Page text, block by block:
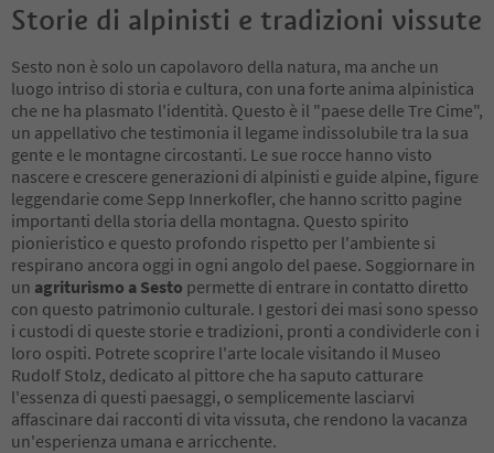
Storie di alpinisti e tradizioni vissute
Sesto non è solo un capolavoro della natura, ma anche un
luogo intriso di storia e cultura, con una forte anima alpinistica
che ne ha plasmato l'identità. Questo è il "paese delle Tre Cime",
un appellativo che testimonia il legame indissolubile tra la sua
gente e le montagne circostanti. Le sue rocce hanno visto
nascere e crescere generazioni di alpinisti e guide alpine, figure
leggendarie come Sepp Innerkofler, che hanno scritto pagine
importanti della storia della montagna. Questo spirito
pionieristico e questo profondo rispetto per l'ambiente si
respirano ancora oggi in ogni angolo del paese. Soggiornare in
un agriturismo a Sesto permette di entrare in contatto diretto
con questo patrimonio culturale. I gestori dei masi sono spesso
i custodi di queste storie e tradizioni, pronti a condividerle con i
loro ospiti. Potrete scoprire l'arte locale visitando il Museo
Rudolf Stolz, dedicato al pittore che ha saputo catturare
l'essenza di questi paesaggi, o semplicemente lasciarvi
affascinare dai racconti di vita vissuta, che rendono la vacanza
un'esperienza umana e arricchente.